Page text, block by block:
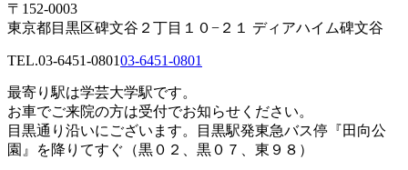
〒152-0003
東京都目黒区碑文谷２丁目１０−２１ ディアハイム碑文谷
TEL.03-6451-080103-6451-0801
最寄り駅は学芸大学駅です。
お車でご来院の方は受付でお知らせください。
目黒通り沿いにございます。目黒駅発東急バス停『田向公
園』を降りてすぐ（黒０２、黒０７、東９８）